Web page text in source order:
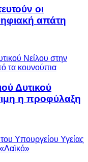
οι
απάτη
Δυτικού
η προφύλαξη